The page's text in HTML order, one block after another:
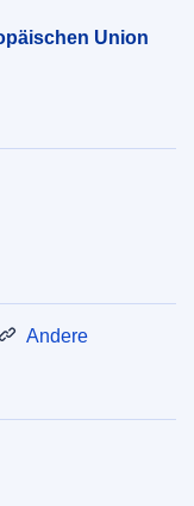
weboptimierten
(PDF/X)
Kopie
Sie in
Fragen“.
Union
Andere